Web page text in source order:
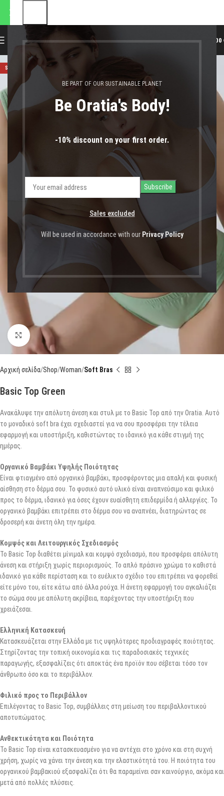
BE PART OF OUR SUSTAINABLE PLANET
Be Oratia's Body!
-10% discount on your first order.
Sales excluded
Will be used in accordance with our Privacy Policy
MENU 0,00
SOLD OUT
Click to enlarge
Αρχική σελίδα Shop Woman Soft Bras
Basic Top Green
Ανακάλυψε την απόλυτη άνεση και στυλ με το Basic Top από την Oratia. Αυτό
το μοναδικό soft bra έχει σχεδιαστεί για να σου προσφέρει την τέλεια
εφαρμογή και υποστήριξη, καθιστώντας το ιδανικό για κάθε στιγμή της
ημέρας.
Οργανικό Βαμβάκι Υψηλής Ποιότητας
Είναι φτιαγμένο από οργανικό βαμβάκι, προσφέροντας μια απαλή και φυσική
αίσθηση στο δέρμα σου. Το φυσικό αυτό υλικό είναι αναπνεύσιμο και φιλικό
προς το δέρμα, ιδανικό για όσες έχουν ευαίσθητη επιδερμίδα ή αλλεργίες. Το
οργανικό βαμβάκι επιτρέπει στο δέρμα σου να αναπνέει, διατηρώντας σε
δροσερή και άνετη όλη την ημέρα.
Κομψός και Λειτουργικός Σχεδιασμός
Το Basic Top διαθέτει μίνιμαλ και κομψό σχεδιασμό, που προσφέρει απόλυτη
άνεση και στήριξη χωρίς περιορισμούς. Το απλό πράσινο χρώμα το καθιστά
ιδανικό για κάθε περίσταση και το ευέλικτο σχέδιο του επιτρέπει να φορεθεί
είτε μόνο του, είτε κάτω από άλλα ρούχα. Η άνετη εφαρμογή του αγκαλιάζει
το σώμα σου με απόλυτη ακρίβεια, παρέχοντας την υποστήριξη που
χρειάζεσαι.
Ελληνική Κατασκευή
Κατασκευάζεται στην Ελλάδα με τις υψηλότερες προδιαγραφές ποιότητας.
Στηρίζοντας την τοπική οικονομία και τις παραδοσιακές τεχνικές
παραγωγής, εξασφαλίζεις ότι αποκτάς ένα προϊόν που σέβεται τόσο τον
άνθρωπο όσο και το περιβάλλον.
Φιλικό προς το Περιβάλλον
Επιλέγοντας το Basic Top, συμβάλλεις στη μείωση του περιβαλλοντικού
αποτυπώματος.
Ανθεκτικότητα και Ποιότητα
Το Basic Top είναι κατασκευασμένο για να αντέχει στο χρόνο και στη συχνή
χρήση, χωρίς να χάνει την άνεση και την ελαστικότητά του. Η ποιότητα του
οργανικού βαμβακιού εξασφαλίζει ότι θα παραμείνει σαν καινούργιο, ακόμα και
μετά από πολλές πλύσεις.
θα